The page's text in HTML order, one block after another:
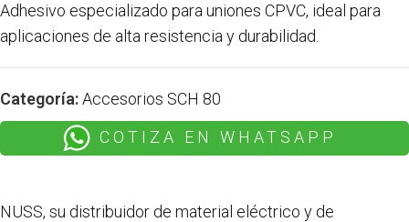
Adhesivo especializado para uniones CPVC, ideal para
aplicaciones de alta resistencia y durabilidad.
Categoría:Accesorios SCH 80
COTIZA EN WHATSAPP
NUSS, su distribuidor de material eléctrico y de